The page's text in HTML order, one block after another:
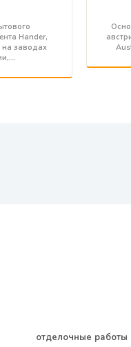
Hander,
заводах
отделочные работы